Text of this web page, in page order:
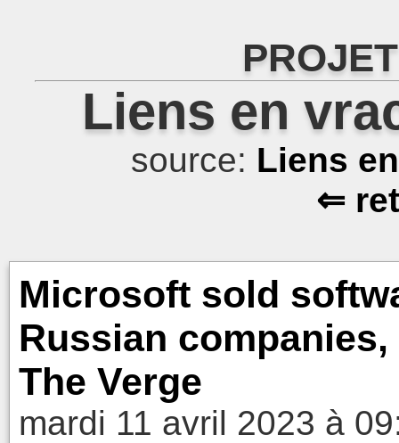
Liens en
source: Liens
⇐
Microsoft sold
Russian
The Verge
mardi 11 avril 2023 à